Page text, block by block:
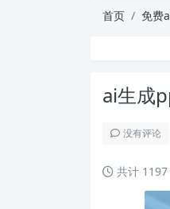
首页 免费
ai生成
没有评论
共计